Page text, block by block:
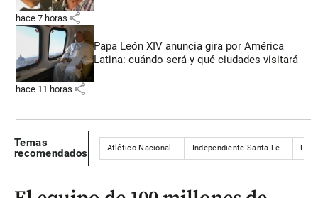
hace 7 horas share
Papa León XIV anuncia gira por América
Latina: cuándo será y qué ciudades visitará
hace 11 horas share
Temas
recomendados
Atlético Nacional Independiente Santa Fe